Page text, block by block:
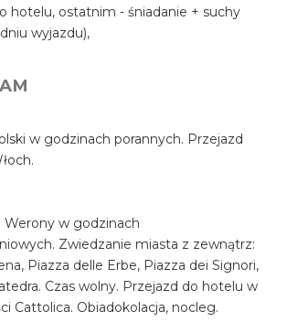
hotelu, ostatnim - śniadanie + suchy
wyjazdu),
w godzinach porannych. Przejazd
Werony w godzinach
Zwiedzanie miasta z zewnątrz:
Piazza delle Erbe, Piazza dei Signori,
Czas wolny. Przejazd do hotelu w
Cattolica. Obiadokolacja, nocleg.